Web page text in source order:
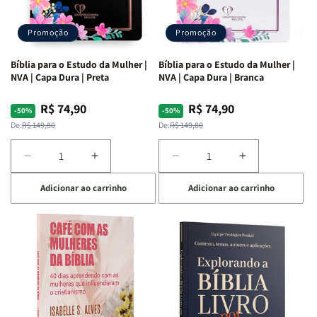
Promoção
Bíblia para o Estudo da Mulher |
NVA | Capa Dura | Preta
-50%
Preço
normal
De:R$ 149,80
Preço
promocional
R$ 74,90
Diminuir
a
quantidade
de
Bíblia
para
Estudo
da
Mulher
Aumentar
a
quantidade
de
Bíblia
para
o
Estudo
da
Mulher
|
Adicionar ao carrinho
Promoção
Bíblia para o Estudo da Mulher |
NVA | Capa Dura | Branca
-50%
Preço
normal
De:R$ 149,80
Preço
promocional
R$ 74,90
Diminuir
a
quantidade
de
Bíblia
o
Estudo
da
Mulher
Aumentar
a
quantidade
de
Bíblia
para
o
Estudo
Mulher
|
Adicionar ao carrinho